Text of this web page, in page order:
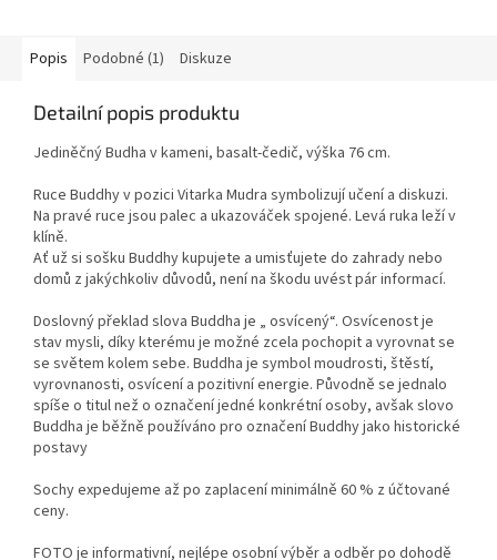
Popis Podobné (1) Diskuze
Detailní popis produktu
Jediněčný Budha v kameni, basalt-čedič, výška 76 cm.
Ruce Buddhy v pozici Vitarka Mudra symbolizují učení a diskuzi.
Na pravé ruce jsou palec a ukazováček spojené. Levá ruka leží v
klíně.
Ať už si sošku Buddhy kupujete a umisťujete do zahrady nebo
domů z jakýchkoliv důvodů, není na škodu uvést pár informací.
Doslovný překlad slova Buddha je „ osvícený“. Osvícenost je
stav mysli, díky kterému je možné zcela pochopit a vyrovnat se
se světem kolem sebe. Buddha je symbol moudrosti, štěstí,
vyrovnanosti, osvícení a pozitivní energie. Původně se jednalo
spíše o titul než o označení jedné konkrétní osoby, avšak slovo
Buddha je běžně používáno pro označení Buddhy jako historické
postavy
Sochy expedujeme až po zaplacení minimálně 60 % z účtované
ceny.
FOTO je informativní, nejlépe osobní výběr a odběr po dohodě